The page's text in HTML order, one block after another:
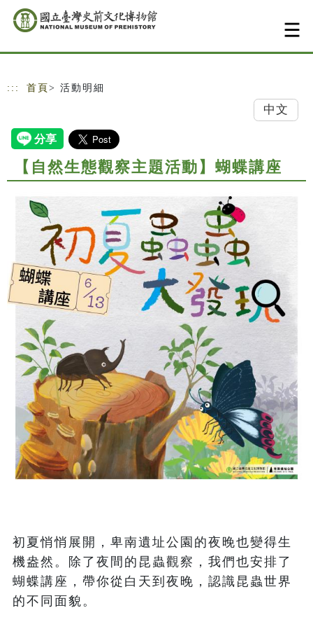
跳到主要內容
網站導覽
::: 首頁 > 活動明細
中文
【自然生態觀察主題活動】蝴蝶講座
初夏悄悄展開，卑南遺址公園的夜晚也變得生
機盎然。除了夜間的昆蟲觀察，我們也安排了
蝴蝶講座，帶你從白天到夜晚，認識昆蟲世界
的不同面貌。